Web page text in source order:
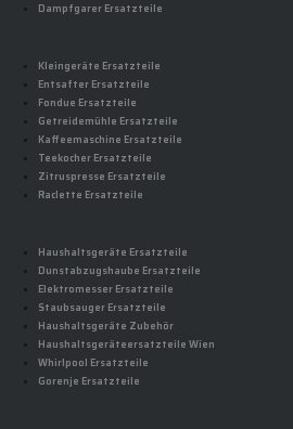
Dampfgarer Ersatzteile
Kleingeräte Ersatzteile
Entsafter Ersatzteile
Fondue Ersatzteile
Getreidemühle Ersatzteile
Kaffeemaschine Ersatzteile
Teekocher Ersatzteile
Zitruspresse Ersatzteile
Raclette Ersatzteile
Haushaltsgeräte Ersatzteile
Dunstabzugshaube Ersatzteile
Elektromesser Ersatzteile
Staubsauger Ersatzteile
Haushaltsgeräte Zubehör
Haushaltsgeräteersatzteile Wien
Whirlpool Ersatzteile
Gorenje Ersatzteile